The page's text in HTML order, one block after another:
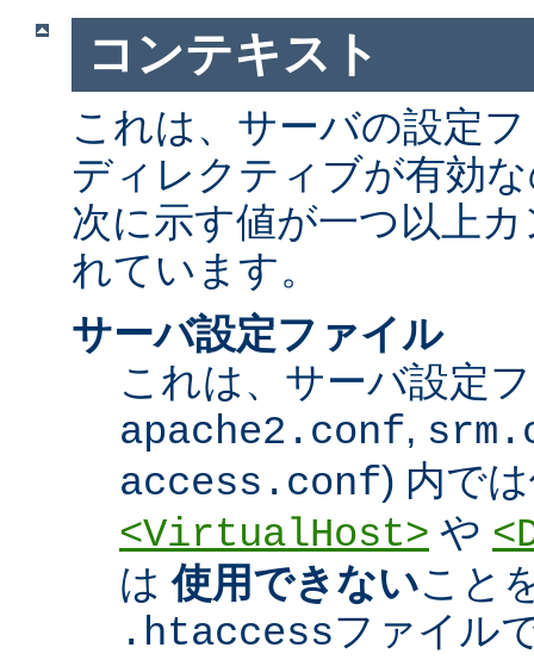
コンテキスト
これは、サーバの設定
ディレクティブが有効
次に示す値が一つ以上
れています。
サーバ設定ファイル
これは、サーバ設定
apache2.conf,
access.conf) 内で
<VirtualHost> や
は使用できないこと
.htaccessファイル